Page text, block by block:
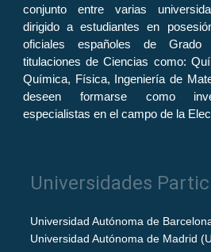
conjunto entre varias
dirigido a estudiantes en
oficiales españoles de
titulaciones de Ciencias como:
Química, Física, Ingeniería de
deseen formarse como
especialistas en el campo de la
Universidades
Universidad Autónoma de
Universidad Autónoma de Madrid